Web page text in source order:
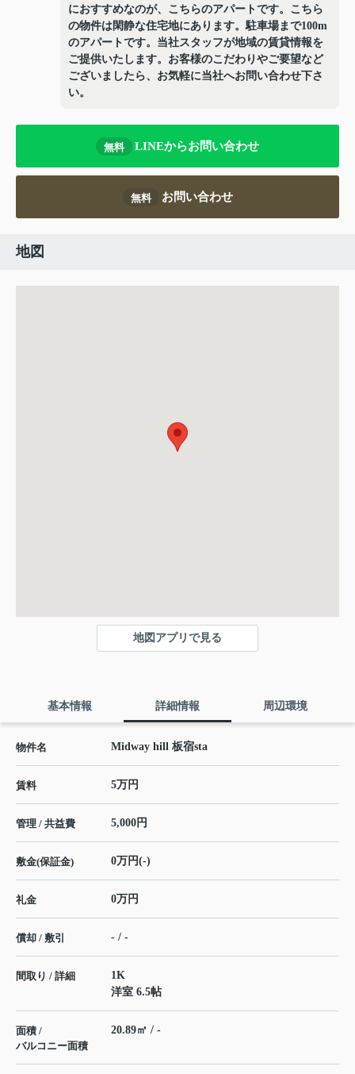
におすすめなのが、こちらのアパートです。こちら
の物件は閑静な住宅地にあります。駐車場まで100m
のアパートです。当社スタッフが地域の賃貸情報を
ご提供いたします。お客様のこだわりやご要望など
ございましたら、お気軽に当社へお問い合わせ下さ
い。
無料 LINEからお問い合わせ
無料 お問い合わせ
地図
地図アプリで見る
基本情報 詳細情報 周辺環境
物件名 Midway hill 板宿sta
賃料 5万円
管理 / 共益費 5,000円
敷金(保証金) 0万円(-)
礼金 0万円
償却 / 敷引 - / -
間取り / 詳細
1K
洋室 6.5帖
面積 /
バルコニー面積
20.89㎡ / -